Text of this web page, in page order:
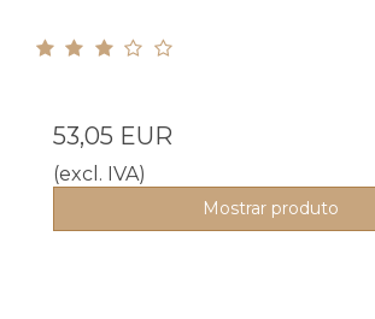
53,05 EUR
(excl. IVA)
Mostrar produto